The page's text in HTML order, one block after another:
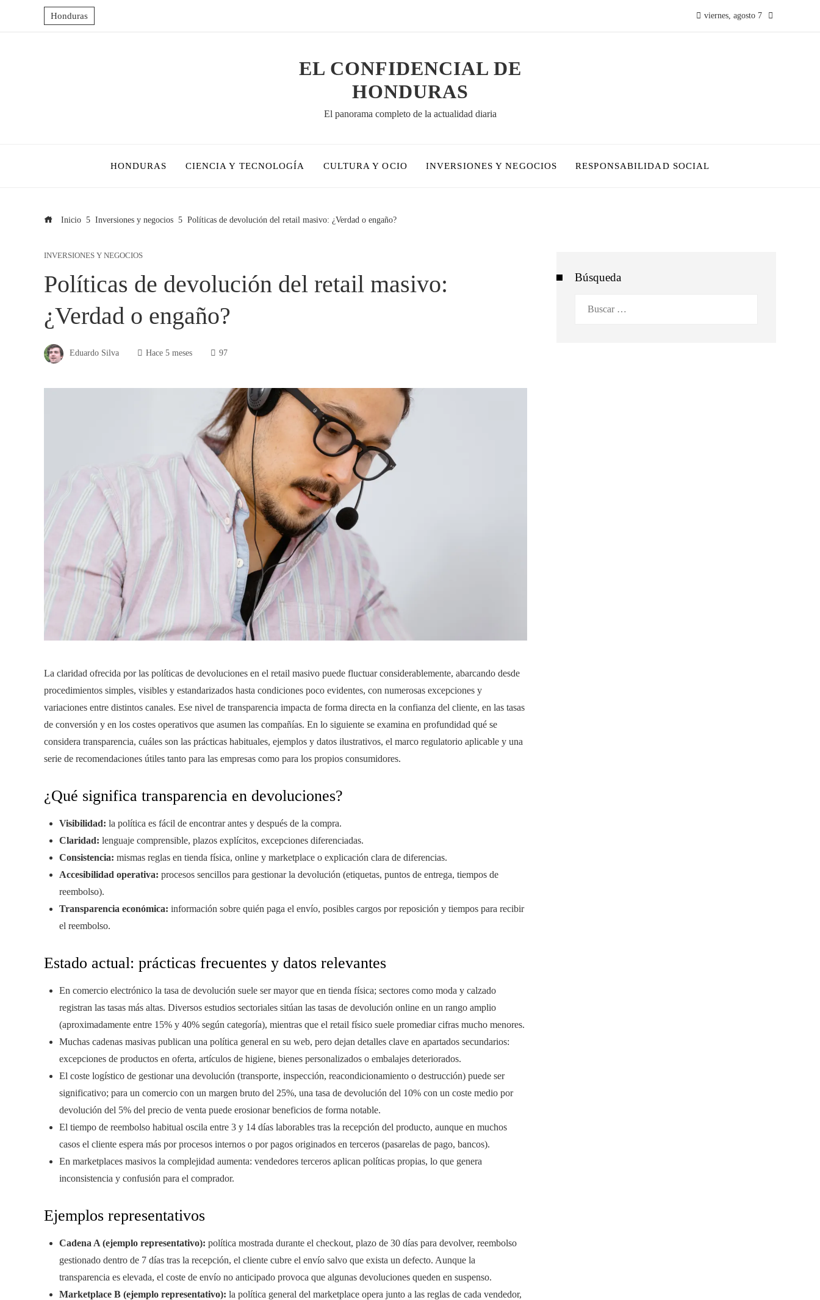
Honduras viernes, agosto 7
EL CONFIDENCIAL DE
HONDURAS
El panorama completo de la actualidad diaria
HONDURAS CIENCIA Y TECNOLOGÍA CULTURA Y OCIO INVERSIONES Y NEGOCIOS RESPONSABILIDAD SOCIAL
Inicio Inversiones y negocios Políticas de devolución del retail masivo: ¿Verdad o engaño?
INVERSIONES Y NEGOCIOS
Políticas de devolución del retail masivo:
¿Verdad o engaño?
Eduardo Silva Hace 5 meses 97
La claridad ofrecida por las políticas de devoluciones en el retail masivo puede fluctuar considerablemente, abarcando desde
procedimientos simples, visibles y estandarizados hasta condiciones poco evidentes, con numerosas excepciones y
variaciones entre distintos canales. Ese nivel de transparencia impacta de forma directa en la confianza del cliente, en las tasas
de conversión y en los costes operativos que asumen las compañías. En lo siguiente se examina en profundidad qué se
considera transparencia, cuáles son las prácticas habituales, ejemplos y datos ilustrativos, el marco regulatorio aplicable y una
serie de recomendaciones útiles tanto para las empresas como para los propios consumidores.
¿Qué significa transparencia en devoluciones?
Visibilidad: la política es fácil de encontrar antes y después de la compra.
Claridad: lenguaje comprensible, plazos explícitos, excepciones diferenciadas.
Consistencia: mismas reglas en tienda física, online y marketplace o explicación clara de diferencias.
Accesibilidad operativa: procesos sencillos para gestionar la devolución (etiquetas, puntos de entrega, tiempos de
reembolso).
Transparencia económica: información sobre quién paga el envío, posibles cargos por reposición y tiempos para recibir
el reembolso.
Estado actual: prácticas frecuentes y datos relevantes
En comercio electrónico la tasa de devolución suele ser mayor que en tienda física; sectores como moda y calzado
registran las tasas más altas. Diversos estudios sectoriales sitúan las tasas de devolución online en un rango amplio
(aproximadamente entre 15% y 40% según categoría), mientras que el retail físico suele promediar cifras mucho menores.
Muchas cadenas masivas publican una política general en su web, pero dejan detalles clave en apartados secundarios:
excepciones de productos en oferta, artículos de higiene, bienes personalizados o embalajes deteriorados.
El coste logístico de gestionar una devolución (transporte, inspección, reacondicionamiento o destrucción) puede ser
significativo; para un comercio con un margen bruto del 25%, una tasa de devolución del 10% con un coste medio por
devolución del 5% del precio de venta puede erosionar beneficios de forma notable.
El tiempo de reembolso habitual oscila entre 3 y 14 días laborables tras la recepción del producto, aunque en muchos
casos el cliente espera más por procesos internos o por pagos originados en terceros (pasarelas de pago, bancos).
En marketplaces masivos la complejidad aumenta: vendedores terceros aplican políticas propias, lo que genera
inconsistencia y confusión para el comprador.
Ejemplos representativos
Cadena A (ejemplo representativo): política mostrada durante el checkout, plazo de 30 días para devolver, reembolso
gestionado dentro de 7 días tras la recepción, el cliente cubre el envío salvo que exista un defecto. Aunque la
transparencia es elevada, el coste de envío no anticipado provoca que algunas devoluciones queden en suspenso.
Marketplace B (ejemplo representativo): la política general del marketplace opera junto a las reglas de cada vendedor,
Búsqueda